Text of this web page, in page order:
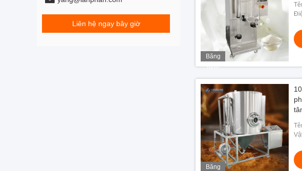
Liên hệ ngay bây giờ
Băng
hình
Băng